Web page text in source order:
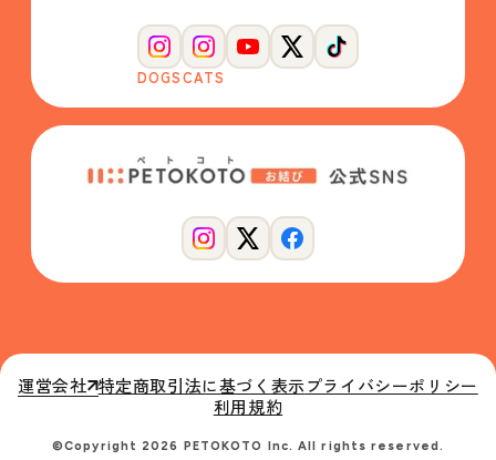
DOGSCATS
運営会社 特定商取引法に基づく表示プライバシーポリシー
利用規約
©Copyright 2026 PETOKOTO Inc. All rights reserved.